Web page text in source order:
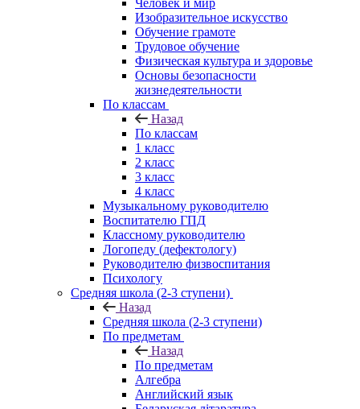
Человек и мир
Изобразительное искусство
Обучение грамоте
Трудовое обучение
Физическая культура и здоровье
Основы безопасности
жизнедеятельности
По классам
Назад
По классам
1 класс
2 класс
3 класс
4 класс
Музыкальному руководителю
Воспитателю ГПД
Классному руководителю
Логопеду (дефектологу)
Руководителю физвоспитания
Психологу
Средняя школа (2-3 ступени)
Назад
Средняя школа (2-3 ступени)
По предметам
Назад
По предметам
Алгебра
Английский язык